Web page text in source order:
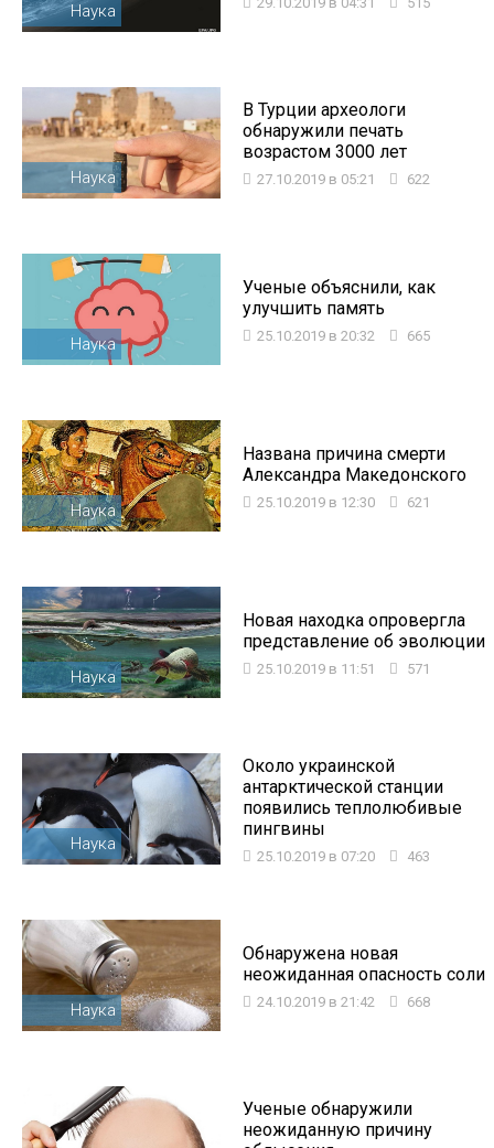
Наука
Наука
В Турции археологи
обнаружили печать
возрастом 3000 лет
27.10.2019 в 05:21 622
Наука
Ученые объяснили, как
улучшить память
25.10.2019 в 20:32 665
Наука
Названа причина смерти
Александра Македонского
25.10.2019 в 12:30 621
Наука
Новая находка опровергла
представление об эволюции
25.10.2019 в 11:51 571
Наука
Около украинской
антарктической станции
появились теплолюбивые
пингвины
25.10.2019 в 07:20 463
Наука
Обнаружена новая
неожиданная опасность соли
24.10.2019 в 21:42 668
Ученые обнаружили
неожиданную причину